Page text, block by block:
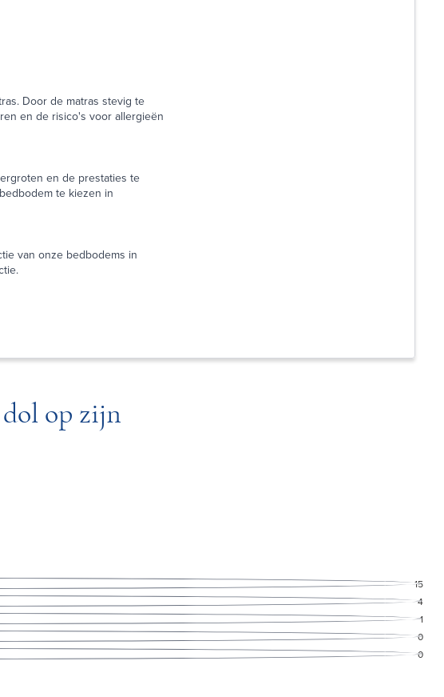
Door de matras stevig te
en de risico's voor allergieën
en de prestaties te
te kiezen in
van onze bedbodems in
op zijn
15
4
1
0
0